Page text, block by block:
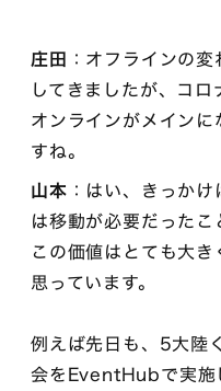
庄田 ：オフラインの
してきましたが、コ
オンラインがメイン
すね。
山本 ：はい、きっか
は移動が必要だったこ
この価値はとても大
思っています。
例えば先日も、5大陸
会をEventHubで実施